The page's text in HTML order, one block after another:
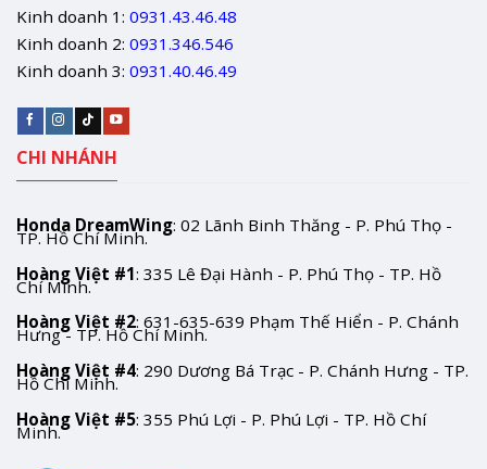
Kinh doanh 1: 0931.43.46.48
Kinh doanh 2: 0931.346.546
Kinh doanh 3: 0931.40.46.49
CHI NHÁNH
Honda DreamWing: 02 Lãnh Binh Thăng - P. Phú Thọ -
TP. Hồ Chí Minh.
Hoàng Việt #1: 335 Lê Đại Hành - P. Phú Thọ - TP. Hồ
Chí Minh.
Hoàng Việt #2: 631-635-639 Phạm Thế Hiển - P. Chánh
Hưng - TP. Hồ Chí Minh.
Hoàng Việt #4: 290 Dương Bá Trạc - P. Chánh Hưng - TP.
Hồ Chí Minh.
Hoàng Việt #5: 355 Phú Lợi - P. Phú Lợi - TP. Hồ Chí
Minh.